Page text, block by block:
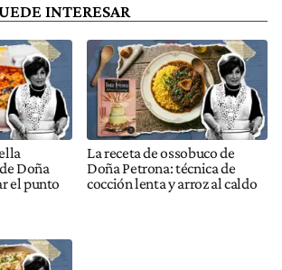
INTERESAR
Doña
el punto
La receta de ossobuco de
Doña Petrona: técnica de
cocción lenta y arroz al caldo